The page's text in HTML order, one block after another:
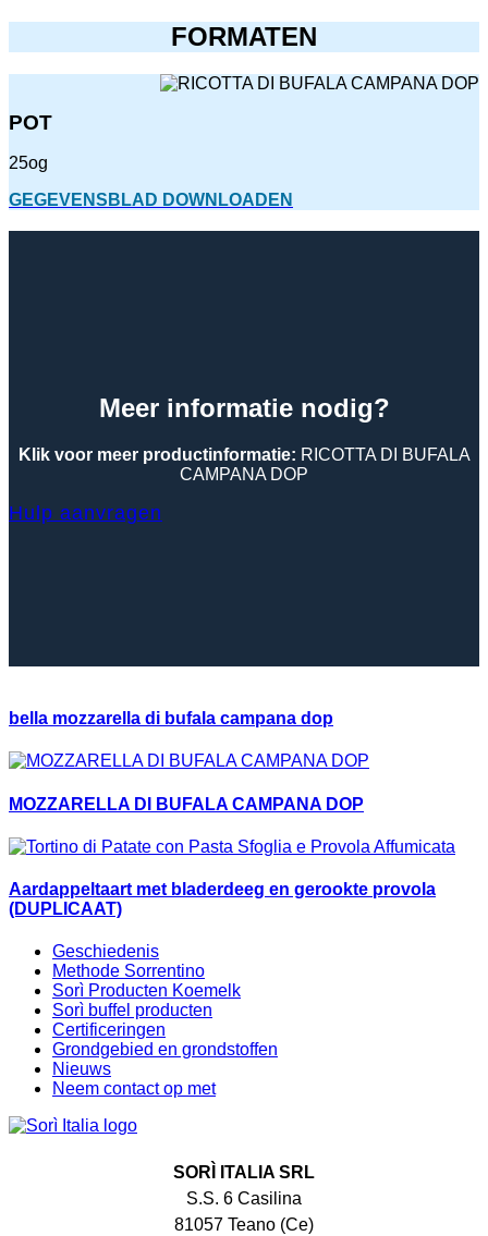
FORMATEN
POT
25og
GEGEVENSBLAD DOWNLOADEN
Meer informatie nodig?
Klik voor meer productinformatie: RICOTTA DI BUFALA
CAMPANA DOP
Hulp aanvragen
bella mozzarella di bufala campana dop
MOZZARELLA DI BUFALA CAMPANA DOP
Aardappeltaart met bladerdeeg en gerookte provola
(DUPLICAAT)
Geschiedenis
Methode Sorrentino
Sorì Producten Koemelk
Sorì buffel producten
Certificeringen
Grondgebied en grondstoffen
Nieuws
Neem contact op met
SORÌ ITALIA SRL
S.S. 6 Casilina
81057 Teano (Ce)